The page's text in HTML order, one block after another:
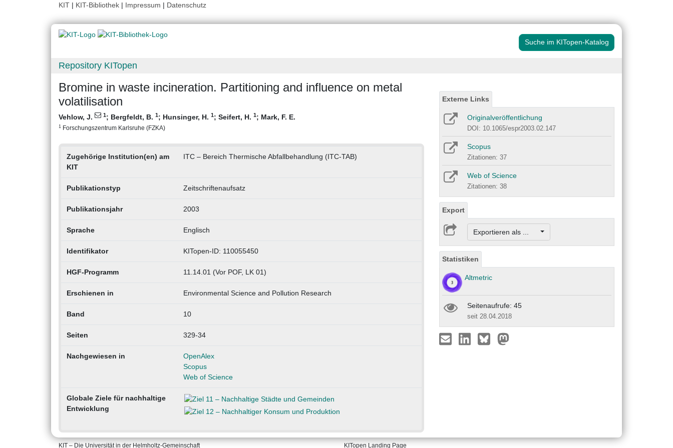
KIT | KIT-Bibliothek | Impressum | Datenschutz
Suche im KITopen-Katalog
Repository KITopen
Bromine in waste incineration. Partitioning and influence on metal
volatilisation
Vehlow, J. 1; Bergfeldt, B. 1; Hunsinger, H. 1; Seifert, H. 1; Mark, F. E.
1 Forschungszentrum Karlsruhe (FZKA)
Zugehörige Institution(en) am
KIT
ITC – Bereich Thermische Abfallbehandlung (ITC-TAB)
Publikationstyp Zeitschriftenaufsatz
Publikationsjahr 2003
Sprache Englisch
Identifikator KITopen-ID: 110055450
HGF-Programm 11.14.01 (Vor POF, LK 01)
Erschienen in Environmental Science and Pollution Research
Band 10
Seiten 329-34
Nachgewiesen in
OpenAlex
Scopus
Web of Science
Globale Ziele für nachhaltige
Entwicklung
Externe Links
Originalveröffentlichung
DOI: 10.1065/espr2003.02.147
Scopus
Zitationen: 37
Web of Science
Zitationen: 38
Export
Exportieren als ...
Statistiken
Altmetric
Seitenaufrufe: 45
seit 28.04.2018
KIT – Die Universität in der Helmholtz-Gemeinschaft KITopen Landing Page